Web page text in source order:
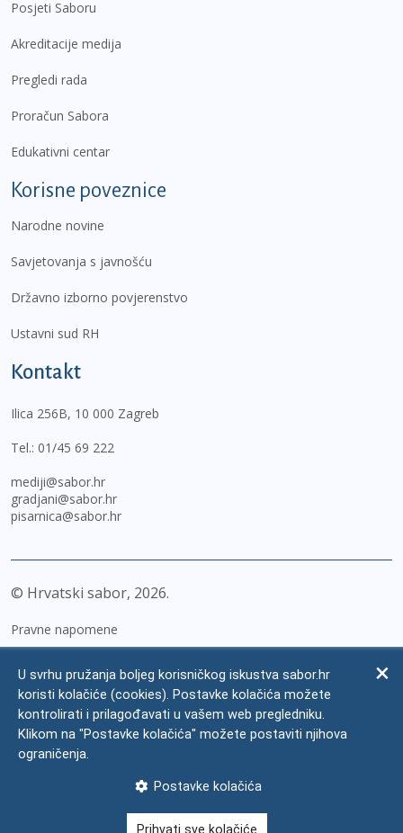
Posjeti Saboru
Akreditacije medija
Pregledi rada
Proračun Sabora
Edukativni centar
Korisne poveznice
Narodne novine
Savjetovanja s javnošću
Državno izborno povjerenstvo
Ustavni sud RH
Kontakt
Ilica 256B, 10 000 Zagreb
Tel.: 01/45 69 222
mediji@sabor.hr
gradjani@sabor.hr
pisarnica@sabor.hr
© Hrvatski sabor, 2026
Pravne napomene
Zaštita osobnih podataka
Impressum
Česta pitanja
U svrhu pružanja boljeg korisničkog iskustva sabor.hr
koristi kolačiće (cookies). Postavke kolačića možete
kontrolirati i prilagođavati u vašem web pregledniku.
Klikom na "Postavke kolačića" možete postaviti njihova
ograničenja.
Postavke kolačića
Prihvati sve kolačiće